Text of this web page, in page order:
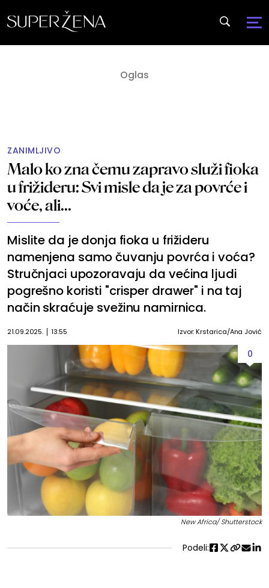
ZANIMLJIVO
Malo ko zna čemu zapravo služi fioka
u frižideru: Svi misle da je za povrće i
voće, ali...
Mislite da je donja fioka u frižideru
namenjena samo čuvanju povrća i voća?
Stručnjaci upozoravaju da većina ljudi
pogrešno koristi "crisper drawer" i na taj
način skraćuje svežinu namirnica.
21.09.2025. 13:55 Izvor: Krstarica/Ana Jović
0
New Africa/ Shutterstock
Podeli: